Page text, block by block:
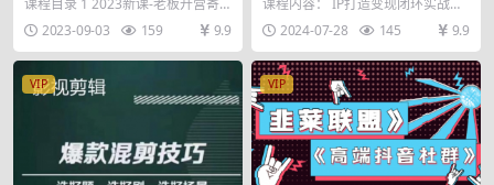
钱的商业抖音号
课程目录 1 2023新课-老板开营寄
语.mp4 2.2023新课-21天实战训...
2023-09-03 159 9.9
美玩家必看-22节
课程内容： IP打造变现闭环实战班-
认知筒001 .mp4 IP打造变现闭环实
战...2024-07-28 145 9.9
VIP VIP